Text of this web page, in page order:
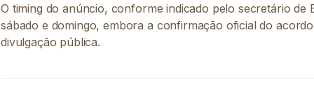
O timing do anúncio, conforme indicado pelo secretário de
sábado e domingo, embora a confirmação oficial do
divulgação pública.